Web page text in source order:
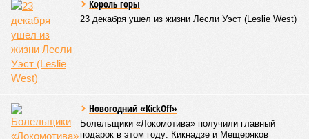
сайтах Capital Group, осенью 2024 г. взяла на себя. Два из
трёх объектов уже сданы или близки к сдаче. Третий –
«Станция Л», крупнейший по числу пострадавших
дольщиков (3908 квартир в пяти корпусах) – по факту
остаётся стройплощадкой без стройки. Возникает вопрос:
распространяется ли договорённость 2024 года на
объектам мешей сложности и меньшего масштаба?